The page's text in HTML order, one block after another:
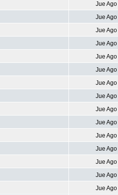
Jue
Jue
Jue
Jue
Jue
Jue
Jue
Jue
Jue
Jue
Jue
Jue
Jue
Jue
Jue